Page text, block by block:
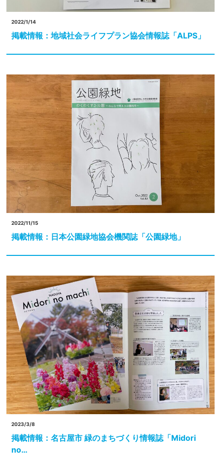
2022/1/14
掲載情報：地域社会ライフプラン協会情報誌「ALPS」
2022/11/15
掲載情報：日本公園緑地協会機関誌「公園緑地」
2023/3/8
掲載情報：名古屋市 緑のまちづくり情報誌「Midori
no…